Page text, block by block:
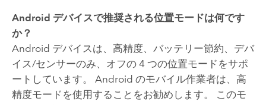
Android デバイスで推奨される位置モードは何です
か？
Android デバイスは、高精度、バッテリー節約、デバ
イス/センサーのみ、オフの 4 つの位置モードをサポ
ートしています。 Android のモバイル作業者は、高
精度モードを使用することをお勧めします。 このモ